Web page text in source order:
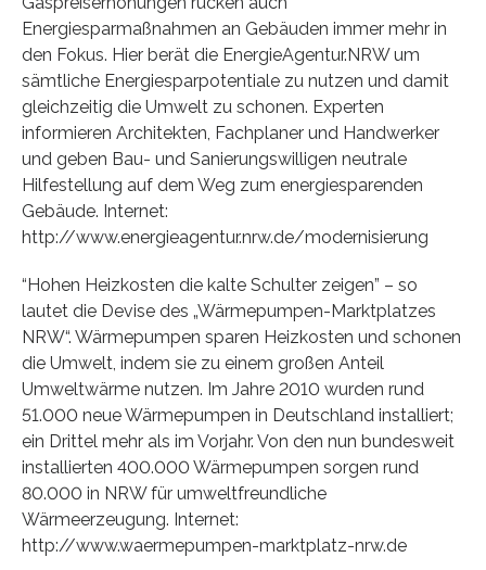
Energiesparmaßnahmen an Gebäuden immer mehr in
den Fokus. Hier berät die EnergieAgentur.NRW um
sämtliche Energiesparpotentiale zu nutzen und damit
gleichzeitig die Umwelt zu schonen. Experten
informieren Architekten, Fachplaner und Handwerker
und geben Bau- und Sanierungswilligen neutrale
Hilfestellung auf dem Weg zum energiesparenden
Gebäude. Internet:
http://www.energieagentur.nrw.de/modernisierung
“Hohen Heizkosten die kalte Schulter zeigen” – so
lautet die Devise des „Wärmepumpen-Marktplatzes
NRW“. Wärmepumpen sparen Heizkosten und schonen
die Umwelt, indem sie zu einem großen Anteil
Umweltwärme nutzen. Im Jahre 2010 wurden rund
51.000 neue Wärmepumpen in Deutschland installiert;
ein Drittel mehr als im Vorjahr. Von den nun bundesweit
installierten 400.000 Wärmepumpen sorgen rund
80.000 in NRW für umweltfreundliche
Wärmeerzeugung. Internet:
http://www.waermepumpen-marktplatz-nrw.de